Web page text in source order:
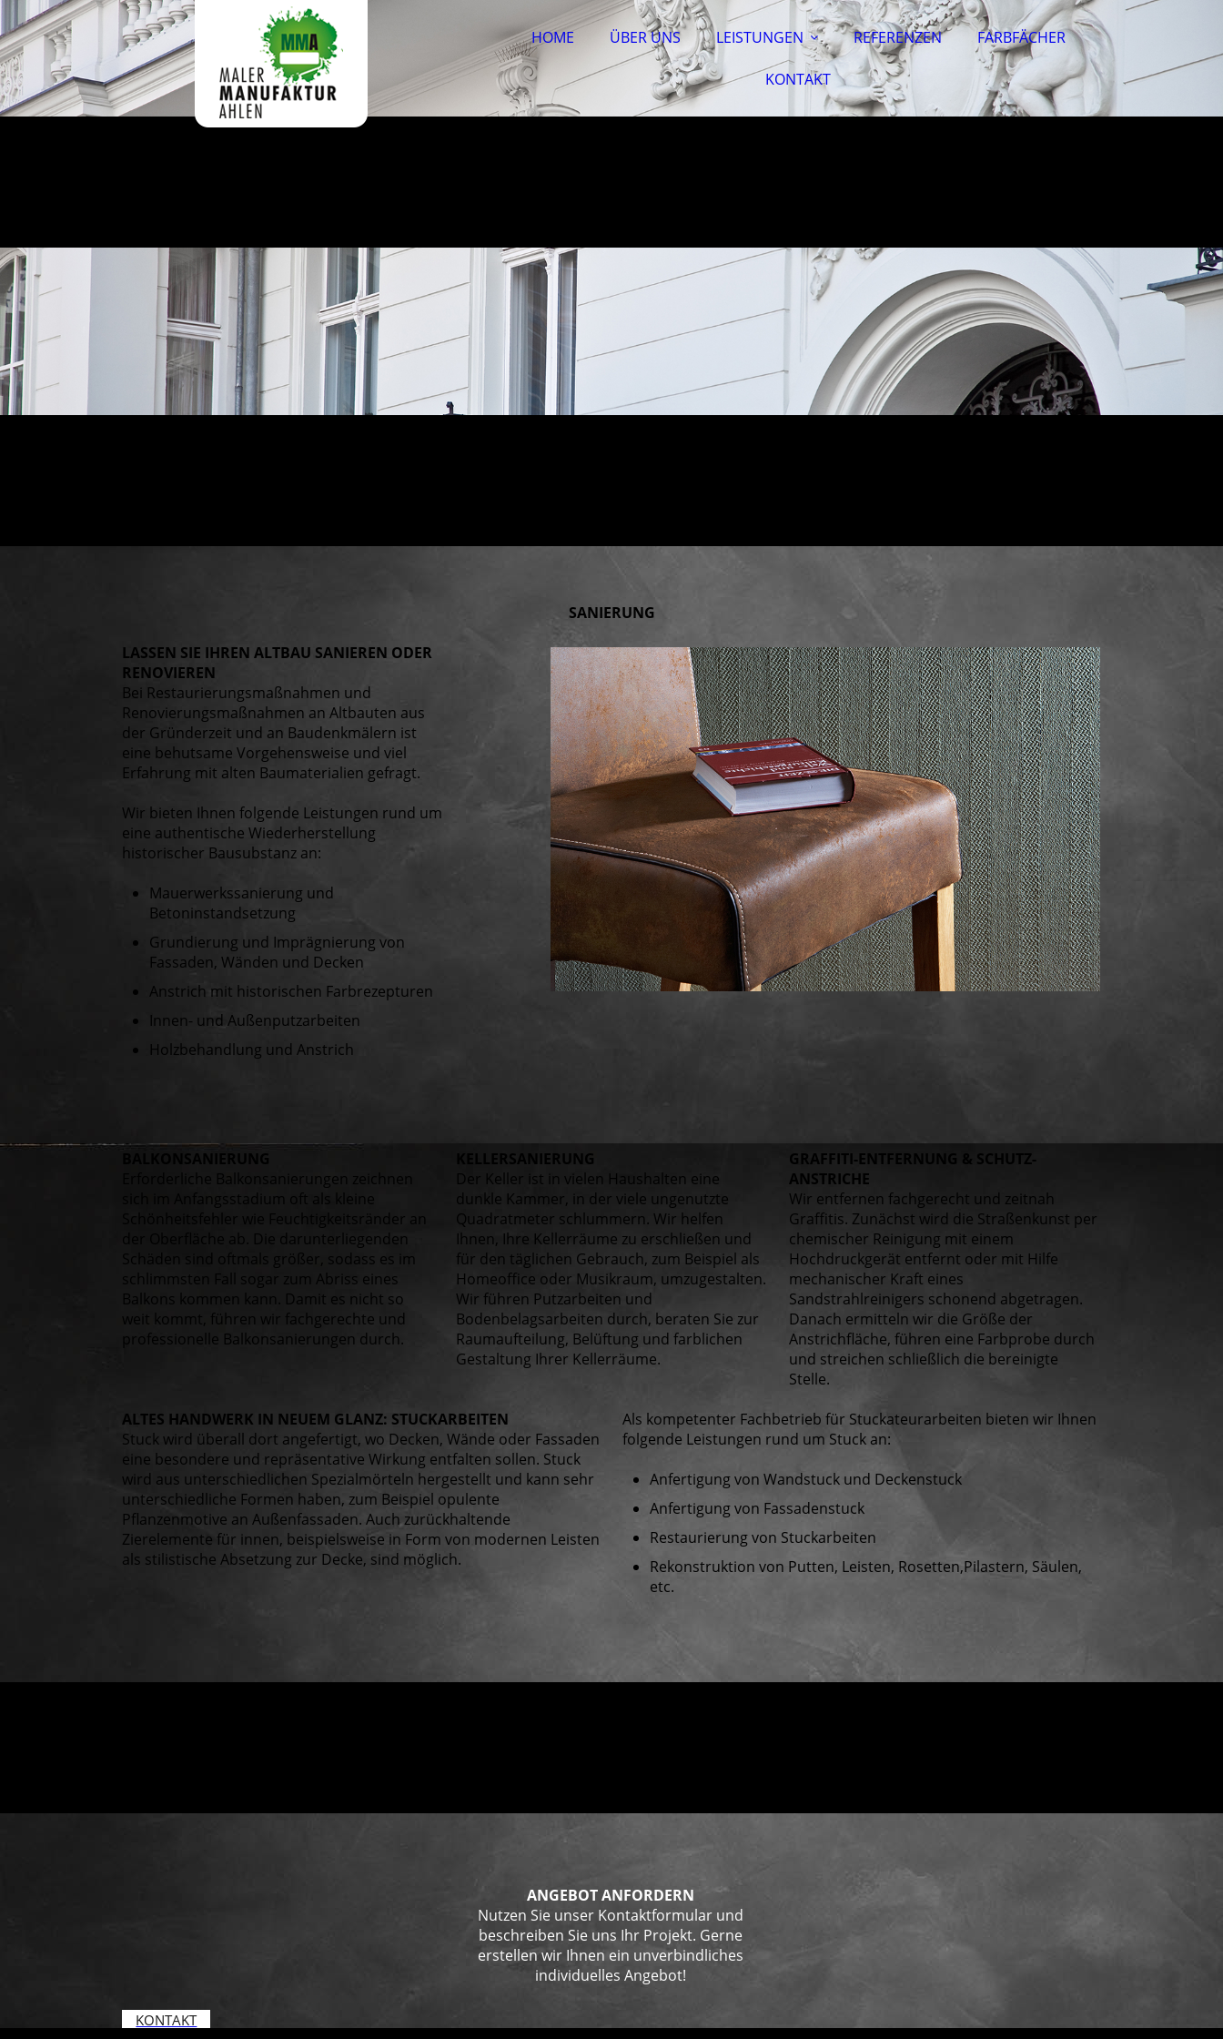
HOME ÜBER UNS LEISTUNGEN REFERENZEN FARBFÄCHER
KONTAKT
SANIE­RUNG
LASSEN SIE IHREN ALTBAU SANIEREN ODER
RENOVIEREN
Bei Restaurierungsmaßnahmen und
Renovierungsmaßnahmen an Altbauten aus
der Gründerzeit und an Baudenkmälern ist
eine behutsame Vorgehensweise und viel
Erfahrung mit alten Baumaterialien gefragt.
Wir bieten Ihnen folgende Leistungen rund um
eine authentische Wiederherstellung
historischer Bausubstanz an:
Mauerwerkssanierung und
Betoninstandsetzung
Grundierung und Imprägnierung von
Fassaden, Wänden und Decken
Anstrich mit historischen Farbrezepturen
Innen- und Außenputzarbeiten
Holzbehandlung und Anstrich
Erforderliche Balkonsanierungen zeichnen
sich im Anfangsstadium oft als kleine
Schönheitsfehler wie Feuchtigkeitsränder an
der Oberfläche ab. Die darunterliegenden
Schäden sind oftmals größer, sodass es im
schlimmsten Fall sogar zum Abriss eines
Balkons kommen kann. Damit es nicht so
weit kommt, führen wir fachgerechte und
professionelle Balkonsanierungen durch.
KELLER­SANIERUNG
Der Keller ist in vielen Haushalten eine
dunkle Kammer, in der viele ungenutzte
Quadratmeter schlummern. Wir helfen
Ihnen, Ihre Kellerräume zu erschließen und
für den täglichen Gebrauch, zum Beispiel als
Homeoffice oder Musikraum, umzugestalten.
Wir führen Putzarbeiten und
Bodenbelagsarbeiten durch, beraten Sie zur
Raumaufteilung, Belüftung und farblichen
Gestaltung Ihrer Kellerräume.
GRAFFITI-ENTFERNUNG & SCHUTZ­
ANSTRICHE
Wir entfernen fachgerecht und zeitnah
Graffitis. Zunächst wird die Straßenkunst per
chemischer Reinigung mit einem
Hochdruckgerät entfernt oder mit Hilfe
mechanischer Kraft eines
Sandstrahlreinigers schonend abgetragen.
Danach ermitteln wir die Größe der
Anstrichfläche, führen eine Farbprobe durch
und streichen schließlich die bereinigte
Stelle.
ALTES HANDWERK IN NEUEM GLANZ: STUCKARBEITEN
Stuck wird überall dort angefertigt, wo Decken, Wände oder Fassaden
eine besondere und repräsentative Wirkung entfalten sollen. Stuck
wird aus unterschiedlichen Spezialmörteln hergestellt und kann sehr
unterschiedliche Formen haben, zum Beispiel opulente
Pflanzenmotive an Außenfassaden. Auch zurückhaltende
Zierelemente für innen, beispielsweise in Form von modernen Leisten
als stilistische Absetzung zur Decke, sind möglich.
Als kompetenter Fachbetrieb für Stuckateurarbeiten bieten wir Ihnen
folgende Leistungen rund um Stuck an:
Anfertigung von Wandstuck und Deckenstuck
Anfertigung von Fassadenstuck
Restaurierung von Stuckarbeiten
Rekonstruktion von Putten, Leisten, Rosetten,Pilastern, Säulen,
etc.
ANGEBOT ANFORDERN
Nutzen Sie unser Kontaktformular und
beschreiben Sie uns Ihr Projekt. Gerne
erstellen wir Ihnen ein unverbindliches
individuelles Angebot!
KONTAKT